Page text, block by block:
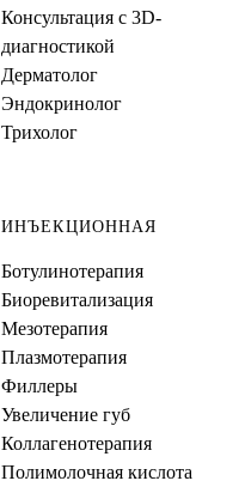
Консультация с 3D-
диагностикой
Дерматолог
Эндокринолог
Трихолог
ИНЪЕКЦИОННАЯ
Ботулинотерапия
Биоревитализация
Мезотерапия
Плазмотерапия
Филлеры
Увеличение губ
Коллагенотерапия
Полимолочная кислота